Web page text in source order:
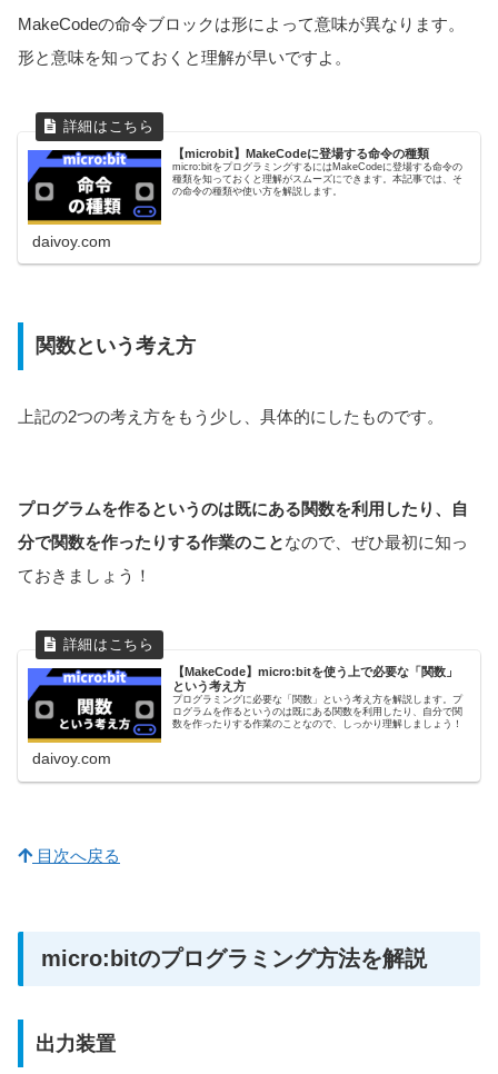
MakeCodeの命令ブロックは形によって意味が異なります。
形と意味を知っておくと理解が早いですよ。
【microbit】MakeCodeに登場する命令の種類
micro:bitをプログラミングするにはMakeCodeに登場する命令の
種類を知っておくと理解がスムーズにできます。本記事では、そ
の命令の種類や使い方を解説します。
daivoy.com
関数という考え方
上記の2つの考え方をもう少し、具体的にしたものです。
プログラムを作るというのは既にある関数を利用したり、自
分で関数を作ったりする作業のことなので、ぜひ最初に知っ
ておきましょう！
【MakeCode】micro:bitを使う上で必要な「関数」
という考え方
プログラミングに必要な「関数」という考え方を解説します。プ
ログラムを作るというのは既にある関数を利用したり、自分で関
数を作ったりする作業のことなので、しっかり理解しましょう！
daivoy.com
目次へ戻る
micro:bitのプログラミング方法を解説
出力装置